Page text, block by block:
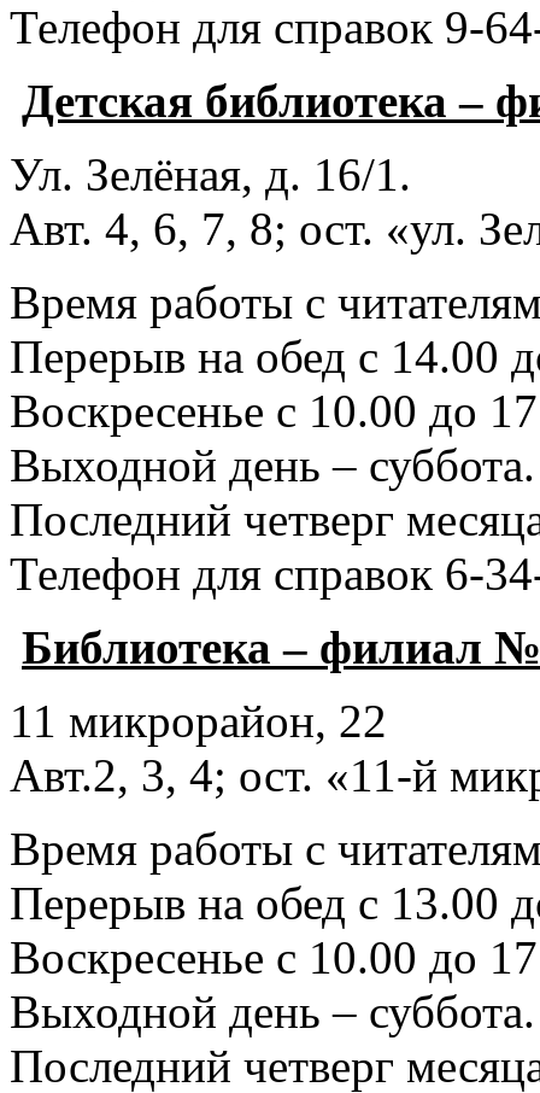
Телефон для справок 9-
Детская библиотека –
Ул. Зелёная, д. 16/1.
Авт. 4, 6, 7, 8; ост. «ул.
Время работы с
Перерыв на обед с 14.00
Воскресенье с 10.00 до
Выходной день – суббота.
Последний четверг
Телефон для справок 6-
Библиотека – филиал
11 микрорайон, 22
Авт.2, 3, 4; ост. «11-й
Время работы с
Перерыв на обед с 13.00
Воскресенье с 10.00 до
Выходной день – суббота.
Последний четверг